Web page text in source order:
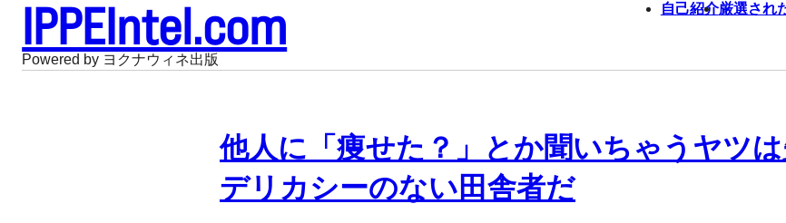
IPPEIntel.com
Powered by ヨクナウィネ出版
自己紹介厳選され
他人に「痩せた？」とか聞いちゃうヤツ
デリカシーのない田舎者だ